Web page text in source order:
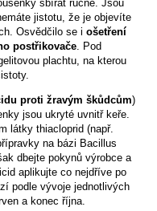
sbírat ručně. Jsou
jistotu, že je objevíte
Osvědčilo se i ošetření
postřikovače . Pod
plachtu, na kterou
proti žravým škůdcům)
jsou ukryté uvnitř keře.
látky thiacloprid (např.
na bázi Bacillus
dbejte pokynů výrobce a
aplikujte co nejdříve po
podle vývoje jednotlivých
a konec října.